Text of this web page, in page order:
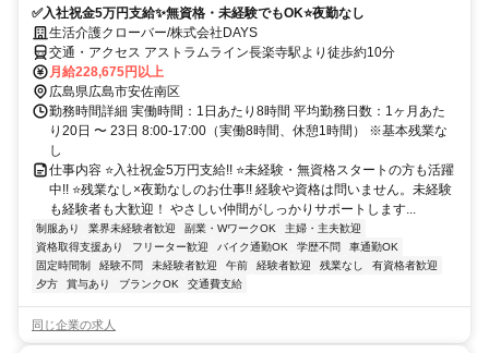
✅入社祝金5万円支給✨無資格・未経験でもOK⭐夜勤なし
生活介護クローバー/株式会社DAYS
交通・アクセス アストラムライン長楽寺駅より徒歩約10分
月給228,675円以上
広島県広島市安佐南区
勤務時間詳細 実働時間：1日あたり8時間 平均勤務日数：1ヶ月あた
り20日 〜 23日 8:00-17:00（実働8時間、休憩1時間） ※基本残業な
し
仕事内容 ⭐入社祝金5万円支給!! ⭐未経験・無資格スタートの方も活躍
中!! ⭐残業なし×夜勤なしのお仕事!! 経験や資格は問いません。未経験
も経験者も大歓迎！ やさしい仲間がしっかりサポートします...
制服あり 業界未経験者歓迎 副業・WワークOK
主婦・主夫歓迎
資格取得支援あり
フリーター歓迎 バイク通勤OK 学歴不問
車通勤OK
固定時間制
経験不問 未経験者歓迎 午前 経験者歓迎 残業なし
有資格者歓迎
夕方
賞与あり ブランクOK 交通費支給
同じ企業の求人